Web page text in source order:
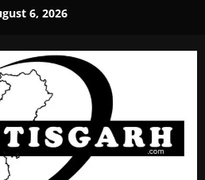
6, 2026